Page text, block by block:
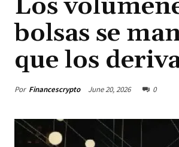
Los
bolsas se
que los
Por Financescrypto June 20, 2026 0